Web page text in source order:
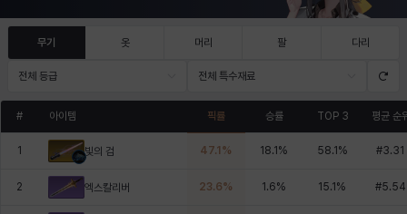
무기 옷 머리 팔 다리
전체 등급 전체 특수재료
# 아이템 픽률 승률 TOP 3 평균 순
1 빛의 검 47.1 % 18.1 % 58.1 % #3.31
2 엑스칼리버 23.6% 1.6% 15.1 % #5.54